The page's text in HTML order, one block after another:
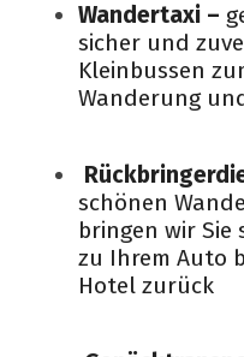
Wandertaxi –
sicher und
Kleinbussen
Wanderung
schönen
bringen wir
zu Ihrem Auto
Hotel zurück